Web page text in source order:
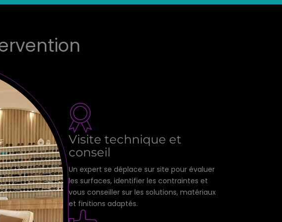
Visite technique et
conseil
Un expert se déplace sur site pour évaluer
les surfaces, identifier les contraintes et
vous conseiller sur les solutions, matériaux
et finitions adaptés.